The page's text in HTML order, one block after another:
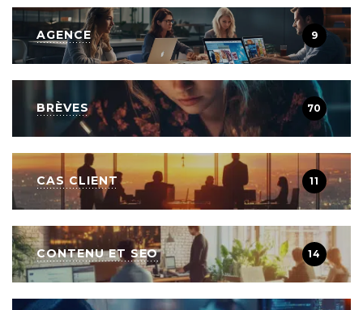
AGENCE 9
BRÈVES 70
CAS CLIENT 11
CONTENU ET SEO 14